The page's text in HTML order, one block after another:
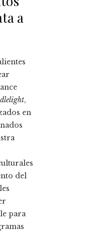
a
,
en
del
para